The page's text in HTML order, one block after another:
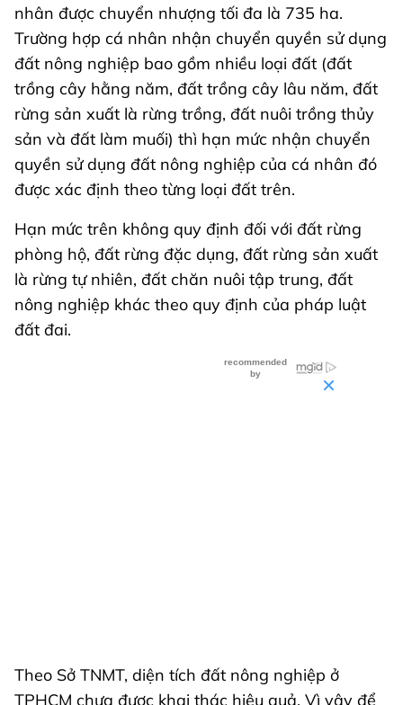
nhân được chuyển nhượng tối đa là 735 ha.
Trường hợp cá nhân nhận chuyển quyền sử dụng
đất nông nghiệp bao gồm nhiều loại đất (đất
trồng cây hằng năm, đất trồng cây lâu năm, đất
rừng sản xuất là rừng trồng, đất nuôi trồng thủy
sản và đất làm muối) thì hạn mức nhận chuyển
quyền sử dụng đất nông nghiệp của cá nhân đó
được xác định theo từng loại đất trên.
Hạn mức trên không quy định đối với đất rừng
phòng hộ, đất rừng đặc dụng, đất rừng sản xuất
là rừng tự nhiên, đất chăn nuôi tập trung, đất
nông nghiệp khác theo quy định của pháp luật
đất đai.
Theo Sở TNMT, diện tích đất nông nghiệp ở
TPHCM chưa được khai thác hiệu quả. Vì vậy để